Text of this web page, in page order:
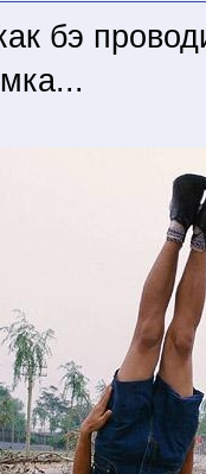
бэ